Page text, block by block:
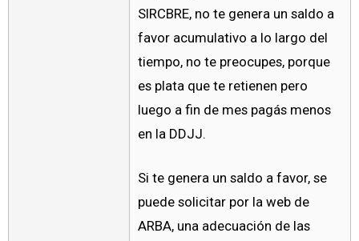
SIRCBRE, no te genera un saldo a
favor acumulativo a lo largo del
tiempo, no te preocupes, porque
es plata que te retienen pero
luego a fin de mes pagás menos
en la DDJJ.
Si te genera un saldo a favor, se
puede solicitar por la web de
ARBA, una adecuación de las